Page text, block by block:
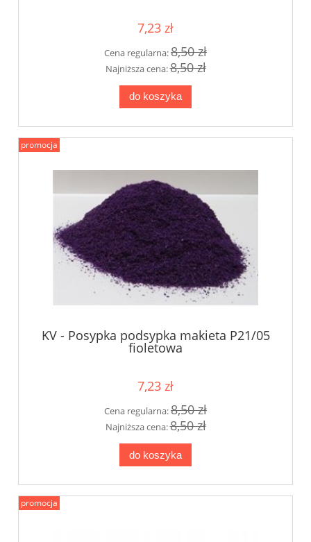
7,23 zł
Cena regularna:8,50 zł
Najniższa cena:8,50 zł
do koszyka
KV - Posypka podsypka makieta P21/05
fioletowa
7,23 zł
Cena regularna:8,50 zł
Najniższa cena:8,50 zł
do koszyka
promocja
promocja